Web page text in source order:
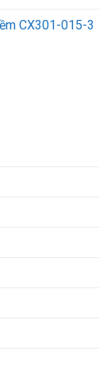
CX301-015-3